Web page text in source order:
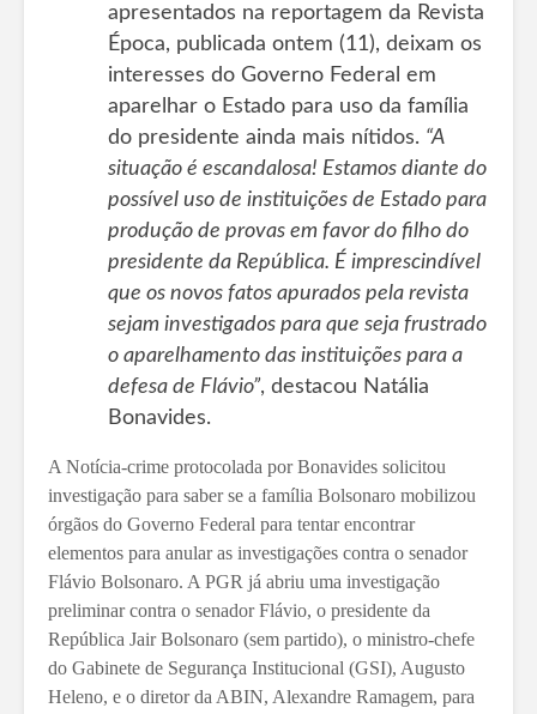
apresentados na reportagem da Revista
Época, publicada ontem (11), deixam os
interesses do Governo Federal em
aparelhar o Estado para uso da família
do presidente ainda mais nítidos. “A
situação é escandalosa! Estamos diante do
possível uso de instituições de Estado para
produção de provas em favor do filho do
presidente da República. É imprescindível
que os novos fatos apurados pela revista
sejam investigados para que seja frustrado
o aparelhamento das instituições para a
defesa de Flávio”, destacou Natália
Bonavides.
A Notícia-crime protocolada por Bonavides solicitou
investigação para saber se a família Bolsonaro mobilizou
órgãos do Governo Federal para tentar encontrar
elementos para anular as investigações contra o senador
Flávio Bolsonaro. A PGR já abriu uma investigação
preliminar contra o senador Flávio, o presidente da
República Jair Bolsonaro (sem partido), o ministro-chefe
do Gabinete de Segurança Institucional (GSI), Augusto
Heleno, e o diretor da ABIN, Alexandre Ramagem, para